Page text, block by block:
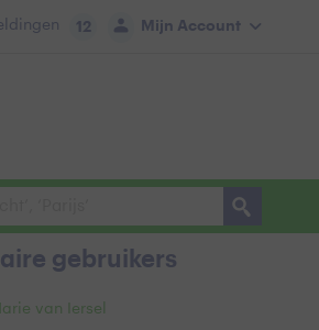
Mijn Account
12
gebruikers
van Iersel